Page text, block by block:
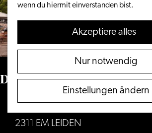
wenn du hiermit einverstanden bist.
Akzeptiere alles
Nur notwendig
Einstellungen ändern
Ihren
Dille & Kamille
2311 EM LEIDEN